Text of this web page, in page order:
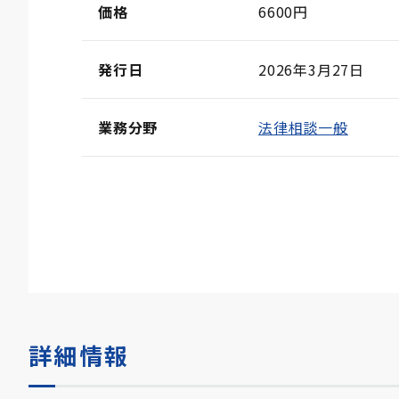
価格 6600円
発行日 2026年3月27日
業務分野 法律相談一般
詳細情報